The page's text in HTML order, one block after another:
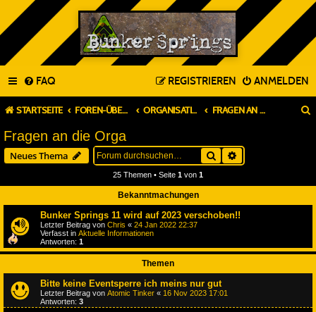
FAQ ANMELDEN
REGISTRIEREN
STARTSEITE FOREN-ÜBERSICHT ORGANISATION & PLANUNG FRAGEN AN DIE ORGA
Fragen an die Orga
Neues Thema Suche
25 Themen • Seite 1 von 1
Bekanntmachungen
Bunker Springs 11 wird auf 2023 verschoben!!
Letzter Beitrag von Chris « 24 Jan 2022 22:37
Verfasst in Aktuelle Informationen
Antworten: 1
Themen
Bitte keine Eventsperre ich meins nur gut
Letzter Beitrag von Atomic Tinker « 16 Nov 2023 17:01
Antworten: 3